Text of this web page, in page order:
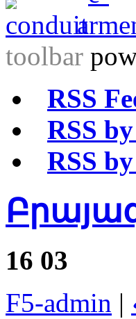
toolbar
RSS
RSS
RSS
16 03
F5-admin |